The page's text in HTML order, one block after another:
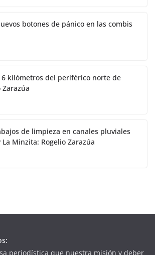
botones de pánico en las combis
6 kilómetros del periférico norte de
de limpieza en canales pluviales
La Minzita: Rogelio Zarazúa
periodística que nuestra misión y deber